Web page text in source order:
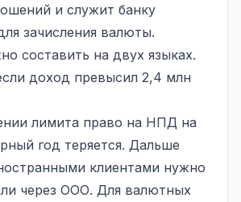
и служит банку
зачисления валюты.
составить на двух языках.
доход превысил 2,4 млн
лимита право на НПД на
год теряется. Дальше
клиентами нужно
через ООО. Для валютных